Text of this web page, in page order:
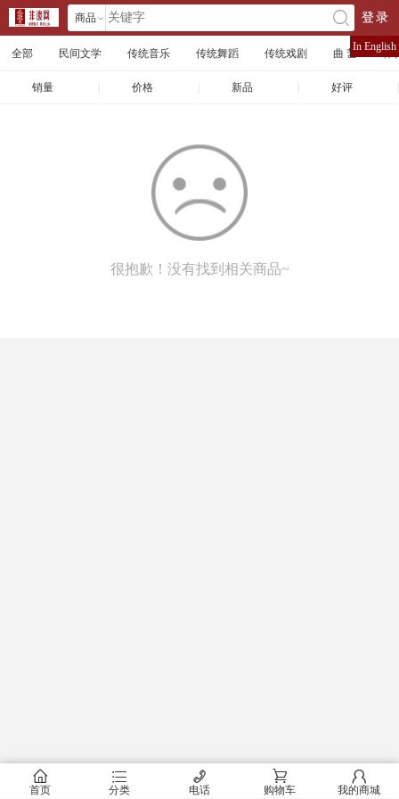
商品 󰄘 登录
全部 民间文学 传统音乐 传统舞蹈 传统戏剧 曲 艺 体
销量 价格 新品 好评
很抱歉！没有找到相关商品~
In English
󰂠
首页
󰂦
分类
󰄫
电话
󰂟
购物车
󰂢
我的商城